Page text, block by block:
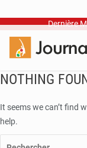
Dernière
NOTHING
It seems we can’t find
help.